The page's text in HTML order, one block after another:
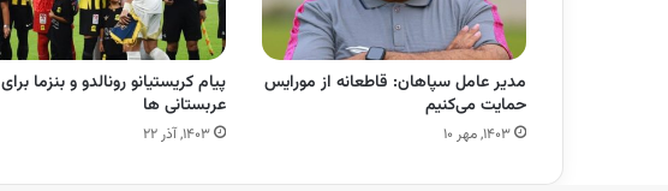
مدیر عامل سپاهان: قاطعانه از مورایس
حمایت می‌کنیم
۱۴۰۳, مهر ۱۰
پیام کریستیانو رونالدو و بنزما برای
عربستانی ها
۱۴۰۳, آذر ۲۲